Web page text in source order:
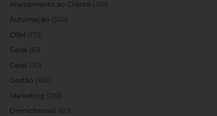
Atendimento ao Cliente (410)
Automação (302)
CRM (173)
Geral
(61)
Geral (30)
Gestão (182)
Marketing (210)
Omnichannel (60)